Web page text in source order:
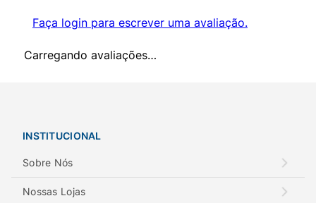
Faça login para escrever uma avaliação.
Carregando avaliações…
INSTITUCIONAL
Sobre Nós
Nossas Lojas